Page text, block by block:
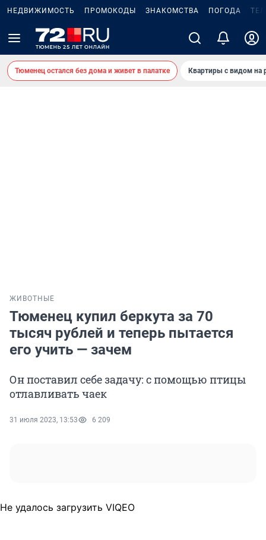
НЕДВИЖИМОСТЬ ПРОМОКОДЫ ЗНАКОМСТВА ПОГОДА
Тюменец остался без дома и живет в палатке Квартиры с видом на
ЖИВОТНЫЕ
Тюменец купил беркута за 70
тысяч рублей и теперь пытается
его учить — зачем
Он поставил себе задачу: с помощью птицы
отлавливать чаек
31 июля 2023, 13:53 6 209
Не удалось загрузить VIQEO